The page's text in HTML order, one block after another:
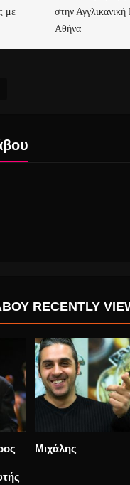
με
στην
Αθήνα
RECENTLY
Ακυκλοφόρητο